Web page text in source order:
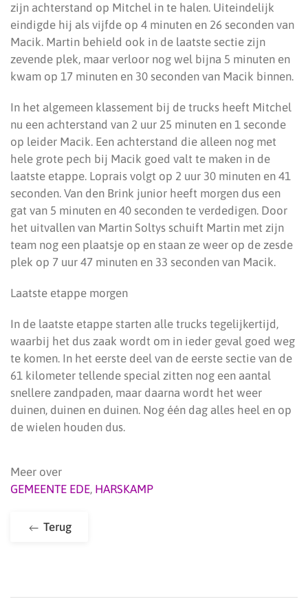
zijn achterstand op Mitchel in te halen. Uiteindelijk
eindigde hij als vijfde op 4 minuten en 26 seconden van
Macik. Martin behield ook in de laatste sectie zijn
zevende plek, maar verloor nog wel bijna 5 minuten en
kwam op 17 minuten en 30 seconden van Macik binnen.
In het algemeen klassement bij de trucks heeft Mitchel
nu een achterstand van 2 uur 25 minuten en 1 seconde
op leider Macik. Een achterstand die alleen nog met
hele grote pech bij Macik goed valt te maken in de
laatste etappe. Loprais volgt op 2 uur 30 minuten en 41
seconden. Van den Brink junior heeft morgen dus een
gat van 5 minuten en 40 seconden te verdedigen. Door
het uitvallen van Martin Soltys schuift Martin met zijn
team nog een plaatsje op en staan ze weer op de zesde
plek op 7 uur 47 minuten en 33 seconden van Macik.
Laatste etappe morgen
In de laatste etappe starten alle trucks tegelijkertijd,
waarbij het dus zaak wordt om in ieder geval goed weg
te komen. In het eerste deel van de eerste sectie van de
61 kilometer tellende special zitten nog een aantal
snellere zandpaden, maar daarna wordt het weer
duinen, duinen en duinen. Nog één dag alles heel en op
de wielen houden dus.
Meer over
GEMEENTE EDE, HARSKAMP
Terug